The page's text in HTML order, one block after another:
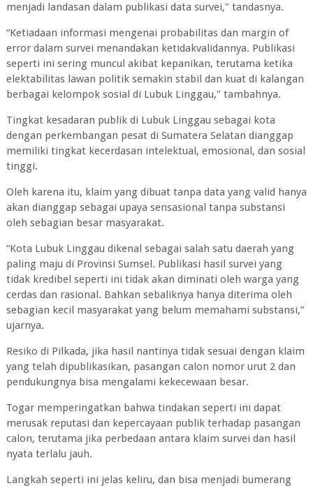
menjadi landasan dalam publikasi data survei," tandasnya.
“Ketiadaan informasi mengenai probabilitas dan margin of
error dalam survei menandakan ketidakvalidannya. Publikasi
seperti ini sering muncul akibat kepanikan, terutama ketika
elektabilitas lawan politik semakin stabil dan kuat di kalangan
berbagai kelompok sosial di Lubuk Linggau," tambahnya.
Tingkat kesadaran publik di Lubuk Linggau sebagai kota
dengan perkembangan pesat di Sumatera Selatan dianggap
memiliki tingkat kecerdasan intelektual, emosional, dan sosial
tinggi.
Oleh karena itu, klaim yang dibuat tanpa data yang valid hanya
akan dianggap sebagai upaya sensasional tanpa substansi
oleh sebagian besar masyarakat.
“Kota Lubuk Linggau dikenal sebagai salah satu daerah yang
paling maju di Provinsi Sumsel. Publikasi hasil survei yang
tidak kredibel seperti ini tidak akan diminati oleh warga yang
cerdas dan rasional. Bahkan sebaliknya hanya diterima oleh
sebagian kecil masyarakat yang belum memahami substansi,”
ujarnya.
Resiko di Pilkada, jika hasil nantinya tidak sesuai dengan klaim
yang telah dipublikasikan, pasangan calon nomor urut 2 dan
pendukungnya bisa mengalami kekecewaan besar.
Togar memperingatkan bahwa tindakan seperti ini dapat
merusak reputasi dan kepercayaan publik terhadap pasangan
calon, terutama jika perbedaan antara klaim survei dan hasil
nyata terlalu jauh.
Langkah seperti ini jelas keliru, dan bisa menjadi bumerang